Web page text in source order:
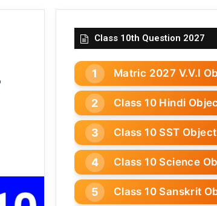
Class 10th Question 2027
Matric 2027 V.V.I
Class 10 Hindi
Class 10 SST
Class 10 Science
Class 10 Sanskrit